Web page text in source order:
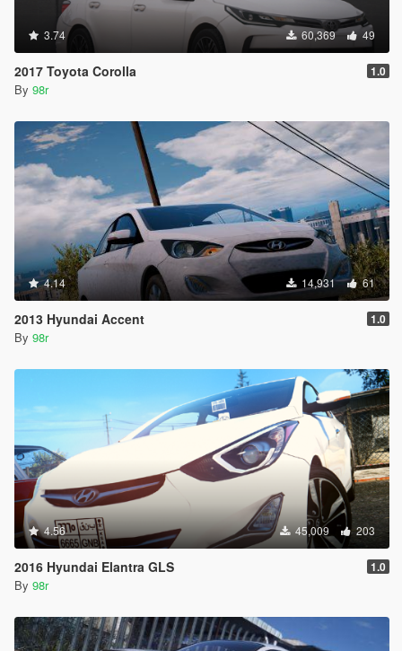
3.74 60,369 49
2017 Toyota Corolla 1.0
By 98r
4.14 14,931 61
2013 Hyundai Accent 1.0
By 98r
4.56 45,009 203
2016 Hyundai Elantra GLS 1.0
By 98r